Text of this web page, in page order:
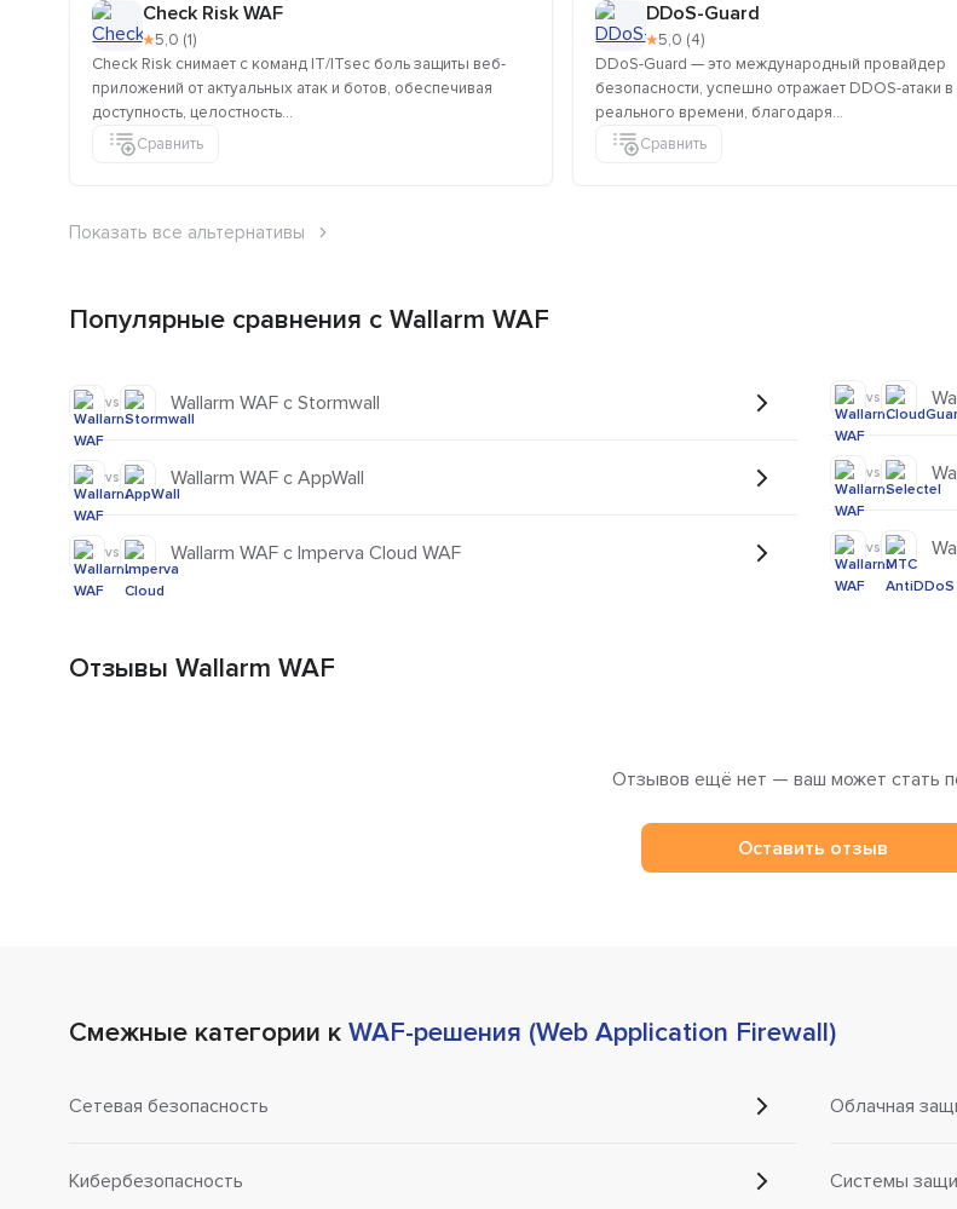
Check Risk WAF
★5,0 (1)
Check Risk снимает с команд IT/ITsec боль защиты веб-
приложений от актуальных атак и ботов, обеспечивая
доступность, целостность...
Сравнить
DDoS-Guard
★5,0 (4)
DDoS-Guard — это международный провайдер
безопасности, успешно отражает DDOS-атаки
реального времени, благодаря...
Сравнить
Показать все альтернативы
Популярные сравнения с Wallarm WAF
vs Wallarm WAF с Stormwall
vs Wallarm WAF с AppWall
vs Wallarm WAF с Imperva Cloud WAF
vs
vs
vs
Отзывы Wallarm WAF
Отзывов ещё нет — ваш может стать
Оставить отзыв
Смежные категории к WAF-решения (Web Application Firewall)
Сетевая безопасность
Кибербезопасность
Облачная
Системы